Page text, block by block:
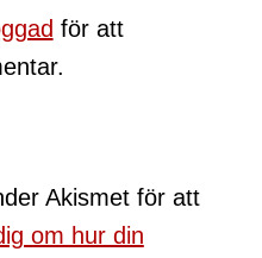
för att
Akismet för att
om hur din